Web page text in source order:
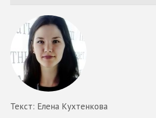
Текст: Елена Кухтенкова